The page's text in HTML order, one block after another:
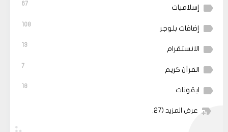
إسلاميات 67
إضافات بلوجر 108
الانستقرام 13
القرآن كريم 7
ايقونات 18
عرض المزيد (27)